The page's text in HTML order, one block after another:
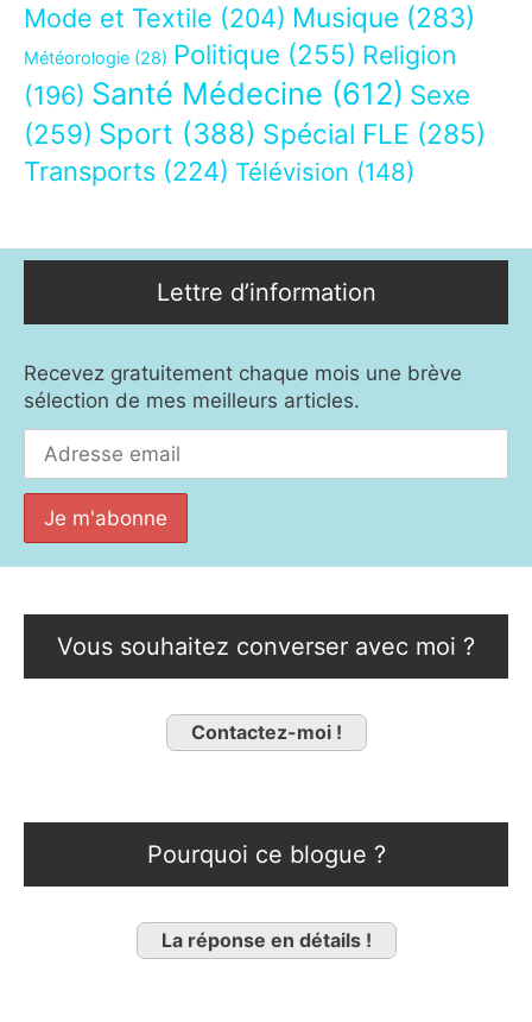
Mode et Textile (204) Musique (283)
Météorologie (28) Politique (255) Religion
(196) Santé Médecine (612) Sexe
(259) Sport (388) Spécial FLE (285)
Transports (224) Télévision (148)
Lettre d’information
Recevez gratuitement chaque mois une brève
sélection de mes meilleurs articles.
Vous souhaitez converser avec moi ?
Contactez-moi !
Pourquoi ce blogue ?
La réponse en détails !